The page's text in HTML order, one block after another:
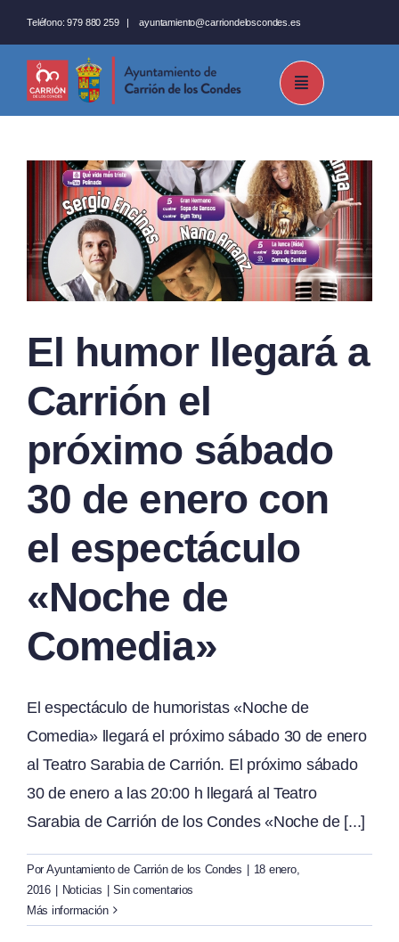
al
contenido
Teléfono: 979 880 259 |ayuntamiento@carriondeloscondes.es
El humor llegará a
Carrión el
próximo sábado
30 de enero con
el espectáculo
«Noche de
Comedia»
El espectáculo de humoristas «Noche de
Comedia» llegará el próximo sábado 30 de enero
al Teatro Sarabia de Carrión. El próximo sábado
30 de enero a las 20:00 h llegará al Teatro
Sarabia de Carrión de los Condes «Noche de [...]
Por Ayuntamiento de Carrión de los Condes
18 enero,
2016
Noticias
Sin comentarios
Más información